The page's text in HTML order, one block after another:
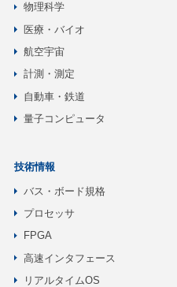
物理科学
医療・バイオ
航空宇宙
計測・測定
自動車・鉄道
量子コンピュータ
技術情報
バス・ボード規格
プロセッサ
FPGA
高速インタフェース
リアルタイムOS